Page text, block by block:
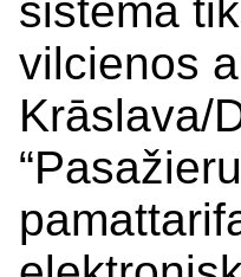
sistēmā
vilcienos
Krāslava/